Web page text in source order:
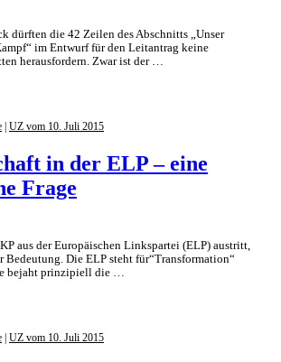
dürften die 42 Zeilen des Abschnitts „Unser
im Entwurf für den Leitantrag keine
herausfordern. Zwar ist der …
in der ELP – eine
Frage
UZ vom 10. Juli 2015
aus der Europäischen Linkspartei (ELP) austritt,
Bedeutung. Die ELP steht für“Transformation“
bejaht prinzipiell die …
UZ vom 10. Juli 2015